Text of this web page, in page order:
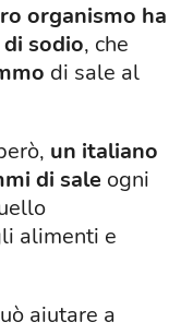
organismo ha
sodio, che
di sale al
un italiano
di sale ogni
alimenti e
aiutare a